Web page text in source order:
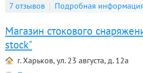
7 отзывов Подробная
Магазин стокового
stock"
г. Харьков, ул. 23 августа, д. 12а